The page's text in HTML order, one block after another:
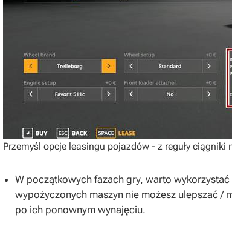
Przemyśl opcje leasingu pojazdów - z reguły ciągniki
W początkowych fazach gry, warto wykorzystać
wypożyczonych maszyn nie możesz ulepszać /
po ich ponownym wynajęciu.